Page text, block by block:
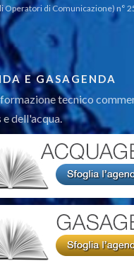
Operatori di Comunicazione) n°
E GASAGENDA
tecnico
dell'acqua.